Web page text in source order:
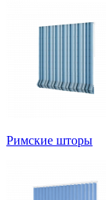
Римские шторы